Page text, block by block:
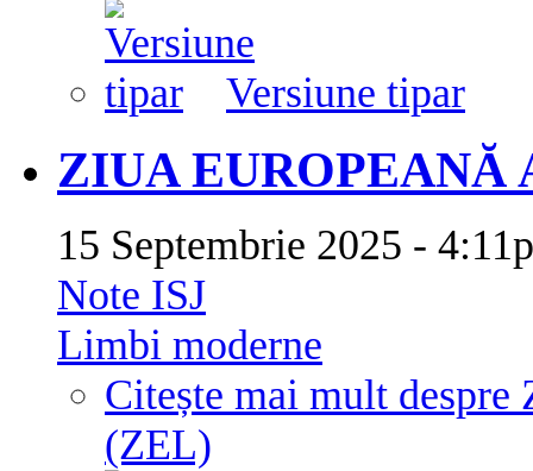
Versiune tipar
ZIUA
15 Septembrie 2025 -
Note ISJ
Limbi moderne
Citește mai mult
(ZEL)